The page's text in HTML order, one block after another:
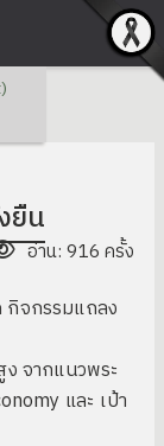
ยืน
อ่าน: 916 ครั้ง
จกรรมแถลง
จากแนวพระ
และ เป้า